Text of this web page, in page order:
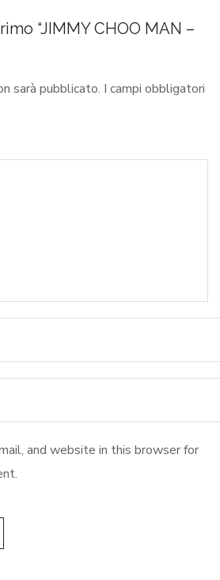
“JIMMY CHOO MAN –
sarà pubblicato. I campi obbligatori
and website in this browser for